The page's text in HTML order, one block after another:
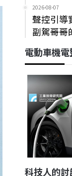
2026-08-07
聲控引導
副駕哥哥
電動車機
科技人的討